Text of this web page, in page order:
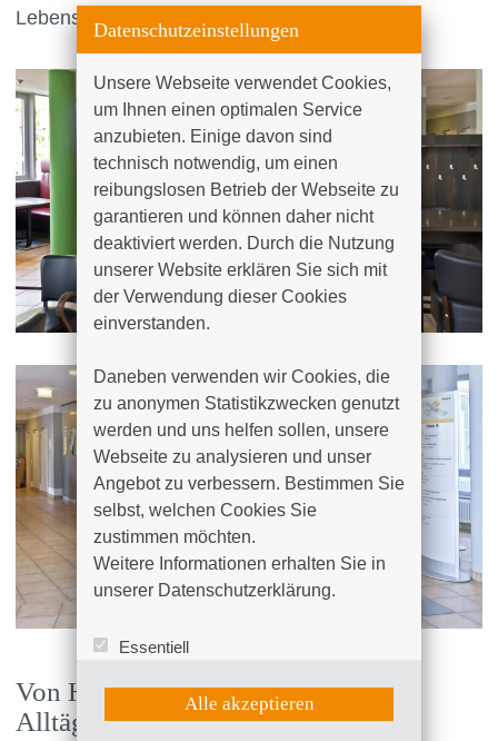
Lebens an.
Von Hilfe im Ausnahmefall bis zum
Alltäglichen
Datenschutzeinstellungen
Unsere Webseite verwendet Cookies,
um Ihnen einen optimalen Service
anzubieten. Einige davon sind
technisch notwendig, um einen
reibungslosen Betrieb der Webseite zu
garantieren und können daher nicht
deaktiviert werden. Durch die Nutzung
unserer Website erklären Sie sich mit
der Verwendung dieser Cookies
einverstanden.
Daneben verwenden wir Cookies, die
zu anonymen Statistikzwecken genutzt
werden und uns helfen sollen, unsere
Webseite zu analysieren und unser
Angebot zu verbessern. Bestimmen Sie
selbst, welchen Cookies Sie
zustimmen möchten.
Weitere Informationen erhalten Sie in
unserer Datenschutzerklärung.
Essentiell
UX (Hotjar)Alle akzeptieren